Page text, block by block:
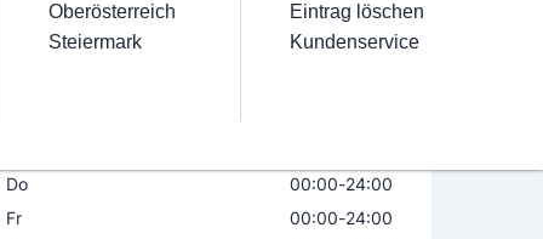
Haarentfernung
Make-Up
Maler & Lackierer
Branchen A-Z
Eintrag verwalten
Eintrag bewerben
Oberösterreich
Steiermark
Eintrag löschen
Kundenservice
Öffnungszeiten Jetzt geöffnet
Do
00:00-24:00
Fr
00:00-24:00